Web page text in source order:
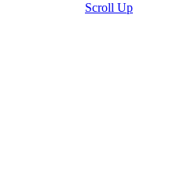
Scroll Up